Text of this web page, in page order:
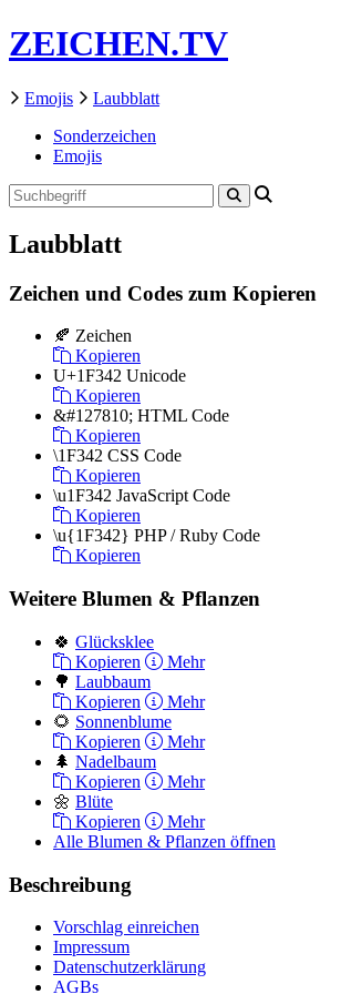
ZEICHEN.TV
Emojis
Laubblatt
Sonderzeichen
Emojis
Laubblatt
Zeichen und Codes zum Kopieren
🍂 Zeichen
Kopieren
U+1F342 Unicode
Kopieren
&#127810; HTML Code
Kopieren
\1F342 CSS Code
Kopieren
\u1F342 JavaScript Code
Kopieren
\u{1F342} PHP / Ruby Code
Kopieren
Weitere Blumen & Pflanzen
🍀 Glücksklee
Kopieren
Mehr
🌳 Laubbaum
Kopieren
Mehr
🌻 Sonnenblume
Kopieren
Mehr
🌲 Nadelbaum
Kopieren
Mehr
🌼 Blüte
Kopieren
Mehr
Alle Blumen & Pflanzen öffnen
Beschreibung
Vorschlag einreichen
Impressum
Datenschutzerklärung
AGBs